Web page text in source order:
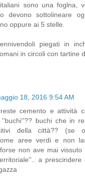
sono una foglna,
devono sottolineare
oppure ai 5 stelle.
piegati in
in circoli con tartine
18, 2016 9:54 AM
cemento e attività
''buchi''?? buchi che in
della città?? (se
aree verdi e non
non ave mai
a prescindere